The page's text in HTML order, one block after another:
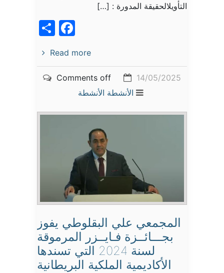
التأويلالحقيقة المدورة : […]
Read more
14/05/2025
Comments off
الأنشطة الأنشطة
المجمعي علي البقلوطي يفوز
بجـــائــزة فـايــزر المرموقة
لسنة 2024 التي تسندها
الأكاديمية الملكية البريطانية